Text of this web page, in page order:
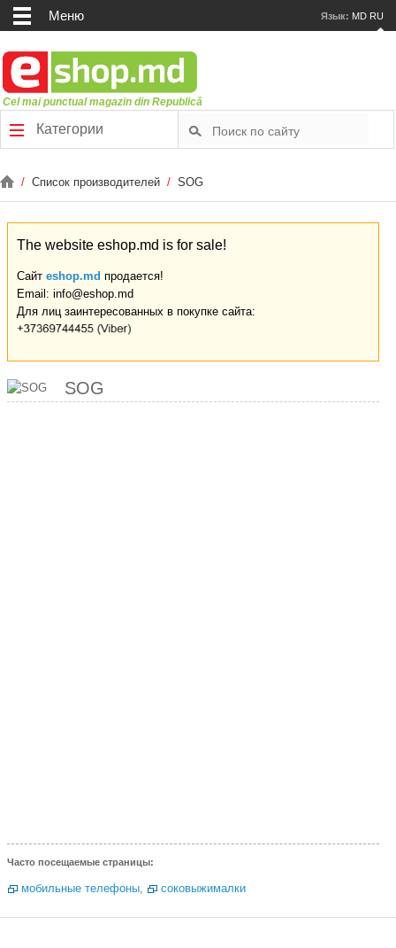
Меню Язык: MD RU
Cel mai punctual magazin din Republică
Категории
/ Список производителей / SOG
The website eshop.md is for sale!
Сайт eshop.md продается!
Email: info@eshop.md
Для лиц заинтересованных в покупке сайта:
SOG
Часто посещаемые страницы:
мобильные телефоны, соковыжималки